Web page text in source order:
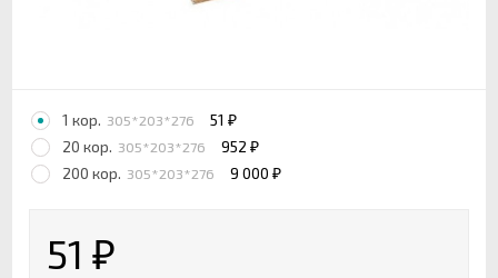
1 кор. 305*203*276 51 ₽
20 кор. 305*203*276 952 ₽
200 кор. 305*203*276 9 000 ₽
51 ₽